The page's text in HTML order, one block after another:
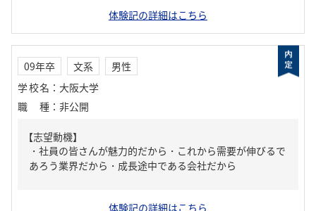
体験記の詳細はこちら
09年卒 文系
男性
学校名 ： 大阪大学
職種 ： 非公開
【志望動機】
・社員の皆さんが魅力的だから・これから需要が伸びるで
あろう業界だから・成長途中である会社だから
体験記の詳細はこちら